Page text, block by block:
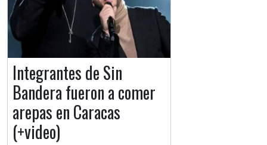
Integrantes de Sin
Bandera fueron a comer
arepas en Caracas
(+video)